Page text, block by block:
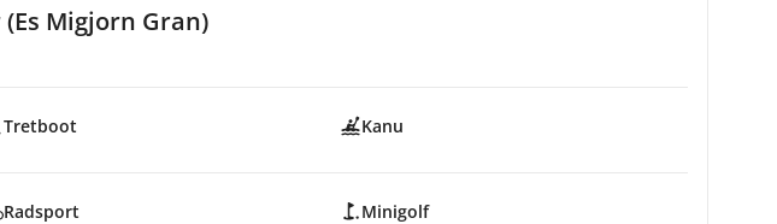
Migjorn Gran)
Tretboot
Kanu
Radsport
Minigolf